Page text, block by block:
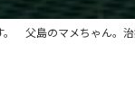
父島のマメちゃん。